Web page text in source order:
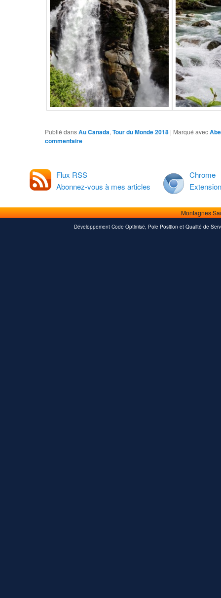
Publié dansAu Canada,Tour du Monde 2018 | Marqué avec
commentaire
Flux RSS
Abonnez-vous à mes articles
Chrome
Montagnes
Développement Code Optimisé, Pole Position et Qualité de